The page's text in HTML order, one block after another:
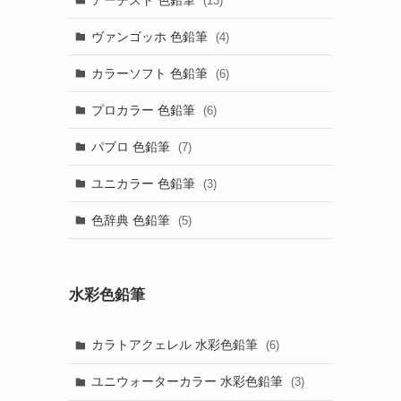
ヴァンゴッホ 色鉛筆 (4)
カラーソフト 色鉛筆 (6)
プロカラー 色鉛筆 (6)
パブロ 色鉛筆 (7)
ユニカラー 色鉛筆 (3)
色辞典 色鉛筆 (5)
水彩色鉛筆
カラトアクェレル 水彩色鉛筆 (6)
ユニウォーターカラー 水彩色鉛筆 (3)